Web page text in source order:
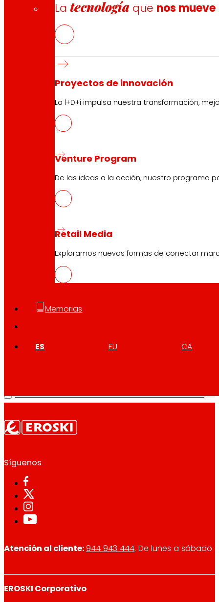
Latecnología que nos mueve
Proyectos de innovación
La l+D+i impulsa nuestra transformación,
Venture Program
De las ideas a la acción, nuestro programa
Retail Media
Exploramos nuevas formas de conectar
Memorias
ES EU CA
PDF
Síguenos
Atención al cliente:944 943 444. De lunes a sábado
EROSKI Corporativo